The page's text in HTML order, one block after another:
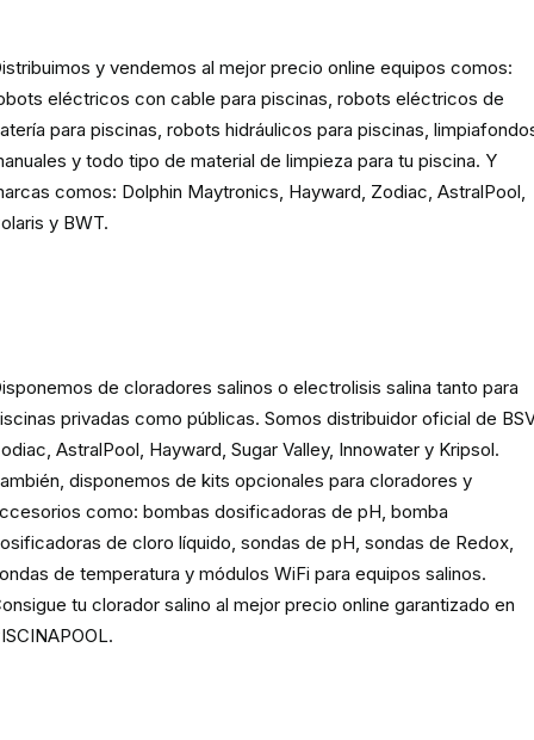
y vendemos al mejor precio online equipos comos:
eléctricos con cable para piscinas, robots eléctricos de
para piscinas, robots hidráulicos para piscinas,
y todo tipo de material de limpieza para tu piscina. Y
comos: Dolphin Maytronics, Hayward, Zodiac, AstralPool,
y BWT.
de cloradores salinos o electrolisis salina tanto para
privadas como públicas. Somos distribuidor oficial de
AstralPool, Hayward, Sugar Valley, Innowater y Kripsol.
disponemos de kits opcionales para cloradores y
como: bombas dosificadoras de pH, bomba
de cloro líquido, sondas de pH, sondas de Redox,
de temperatura y módulos WiFi para equipos salinos.
tu clorador salino al mejor precio online garantizado en